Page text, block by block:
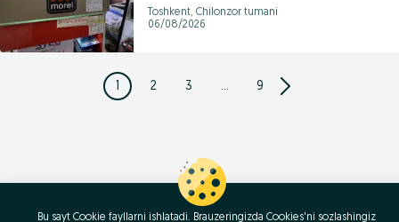
Toshkent, Chilonzor tumani
06/08/2026
1 2 3 ... 9
Bu sayt Cookie fayllarni ishlatadi. Brauzeringizda Cookies'ni sozlashingiz